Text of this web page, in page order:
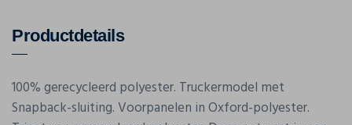
Productdetails
100% gerecycleerd polyester. Truckermodel met
Snapback-sluiting. Voorpanelen in Oxford-polyester.